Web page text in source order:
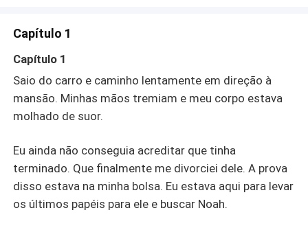
mulher que eu nunca quis, mas tive que me casar?
Capítulo 1
Capítulo 1
Saio do carro e caminho lentamente em direção à
mansão. Minhas mãos tremiam e meu corpo estava
molhado de suor.
Eu ainda não conseguia acreditar que tinha
terminado. Que finalmente me divorciei dele. A prova
disso estava na minha bolsa. Eu estava aqui para levar
os últimos papéis para ele e buscar Noah.